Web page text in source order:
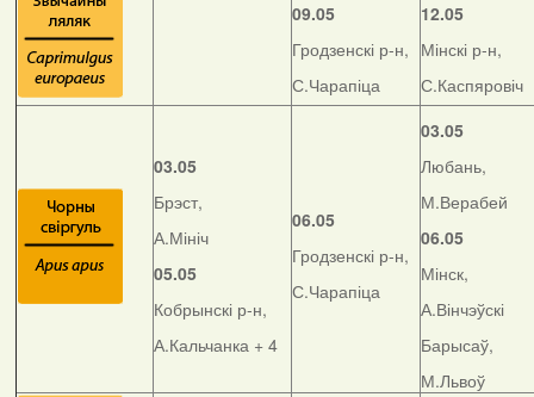
09.05
Гродзенскі р-н,
С.Чарапіца
12.05
Мінскі р-н,
С.Каспяровіч
03.05
Брэст,
А.Мініч
05.05
Кобрынскі р-н,
А.Кальчанка + 4
06.05
Гродзенскі р-н,
С.Чарапіца
03.05
Любань,
М.Верабей
06.05
Мінск,
А.Вінчэўскі
Барысаў,
М.Львоў